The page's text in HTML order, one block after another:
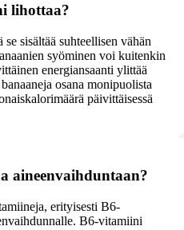
lihottaa?
sisältää suhteellisen vähän
syöminen voi kuitenkin
energiansaanti ylittää
osana monipuolista
päivittäisessä
aineenvaihduntaan?
erityisesti B6-
B6-vitamiini